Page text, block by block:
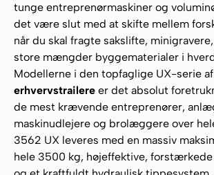
tunge entreprenørmaskiner og
det være slut med at skifte mellem
når du skal fragte sakslifte,
store mængder byggematerialer i
Modellerne i den topfaglige UX-serie af
erhvervstrailere er det absolut
de mest krævende entreprenører,
maskinudlejere og brolæggere over
3562 UX leveres med en massiv
hele 3500 kg, højeffektive,